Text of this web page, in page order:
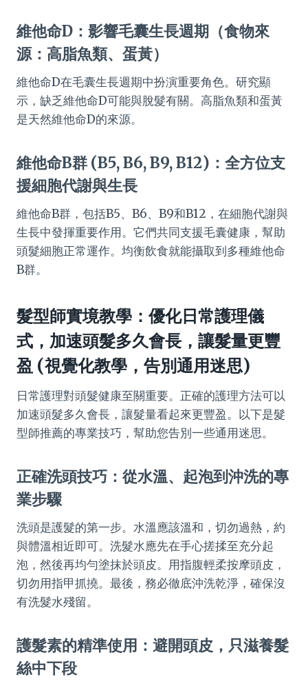
維他命D：影響毛囊生長週期（食物來
源：高脂魚類、蛋黃）
維他命D在毛囊生長週期中扮演重要角色。研究顯
示，缺乏維他命D可能與脫髮有關。高脂魚類和蛋黃
是天然維他命D的來源。
維他命B群 (B5, B6, B9, B12)：全方位支
援細胞代謝與生長
維他命B群，包括B5、B6、B9和B12，在細胞代謝與
生長中發揮重要作用。它們共同支援毛囊健康，幫助
頭髮細胞正常運作。均衡飲食就能攝取到多種維他命
B群。
髮型師實境教學：優化日常護理儀
式，加速頭髮多久會長，讓髮量更豐
盈 (視覺化教學，告別通用迷思)
日常護理對頭髮健康至關重要。正確的護理方法可以
加速頭髮多久會長，讓髮量看起來更豐盈。以下是髮
型師推薦的專業技巧，幫助您告別一些通用迷思。
正確洗頭技巧：從水溫、起泡到沖洗的專
業步驟
洗頭是護髮的第一步。水溫應該溫和，切勿過熱，約
與體溫相近即可。洗髮水應先在手心搓揉至充分起
泡，然後再均勻塗抹於頭皮。用指腹輕柔按摩頭皮，
切勿用指甲抓撓。最後，務必徹底沖洗乾淨，確保沒
有洗髮水殘留。
護髮素的精準使用：避開頭皮，只滋養髮
絲中下段